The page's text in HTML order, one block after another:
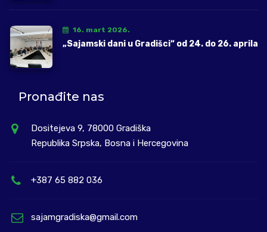
16. mart 2026.
„Sajamski dani u Gradišci“ od 24. do 26. aprila
Pronađite nas
Dositejeva 9, 78000 Gradiška
Republika Srpska, Bosna i Hercegovina
+387 65 882 036
sajamgradiska@gmail.com